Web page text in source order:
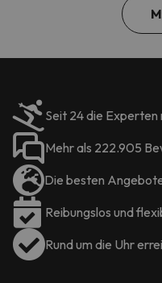
Seit 24 die Experten
Mehr als 222.905
Die besten
Reibungslos und
Rund um die Uhr